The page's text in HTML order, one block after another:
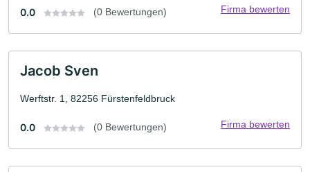
0.0 (0 Bewertungen) Firma bewerten
Jacob Sven
Werftstr. 1, 82256 Fürstenfeldbruck
0.0 (0 Bewertungen) Firma bewerten